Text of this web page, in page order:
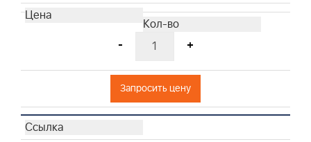
- +
Запросить цену